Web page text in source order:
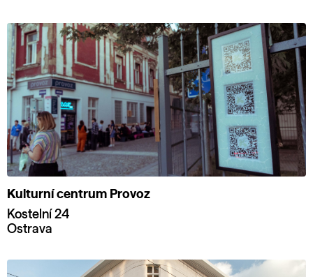
Kulturní centrum Provoz
Kostelní 24
Ostrava